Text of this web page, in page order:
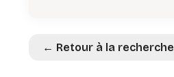
← Retour à la recherche